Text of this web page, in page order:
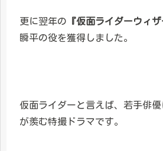
更に翌年の 『仮面ライダーウィザ
瞬平の役を獲得しました。
仮面ライダーと言えば、若手俳
が羨む特撮ドラマです。